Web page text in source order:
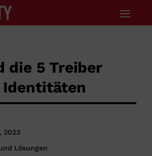
die 5 Treiber
2023
Lösungen